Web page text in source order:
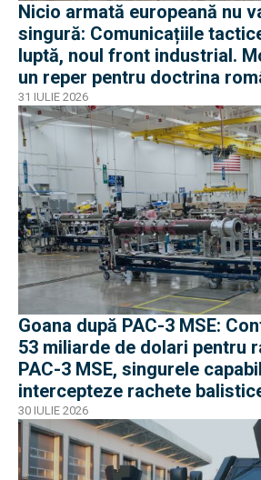
Nicio armată europeană nu
singură: Comunicațiile
luptă, noul front industrial.
un reper pentru doctrina
31 IULIE 2026
Goana după PAC-3 MSE:
53 miliarde de dolari pentru
PAC-3 MSE, singurele
intercepteze rachete
30 IULIE 2026